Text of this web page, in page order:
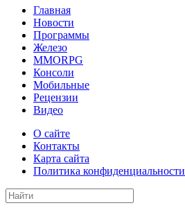
Главная
Новости
Программы
Железо
MMORPG
Консоли
Мобильные
Рецензии
Видео
О сайте
Контакты
Карта сайта
Политика конфиденциальности